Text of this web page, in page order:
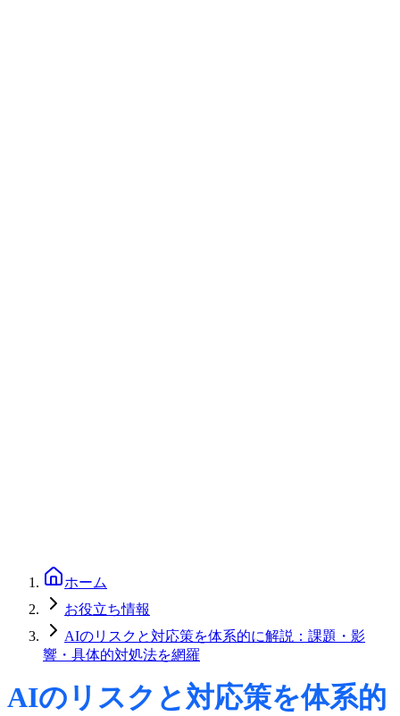
ホーム
お役立ち情報
AIのリスクと対応策を体系的に解説：課題・影
響・具体的対処法を網羅
AIのリスクと対応策を体系的